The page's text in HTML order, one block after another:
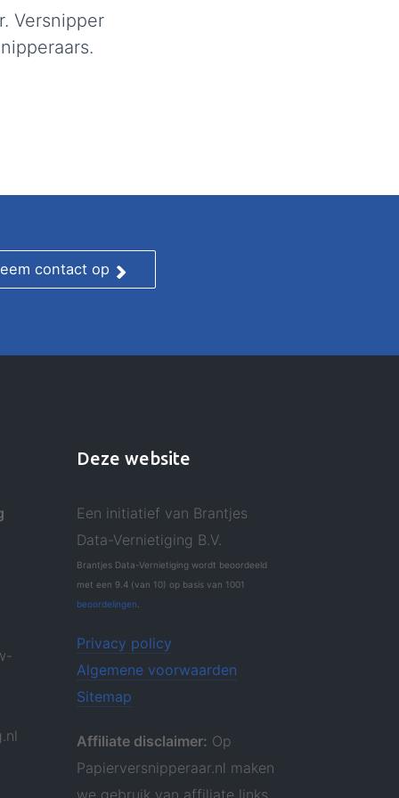
Versnipper
contact op
Deze website
Een initiatief van Brantjes
Data-Vernietiging B.V.
Brantjes Data-Vernietiging wordt beoordeeld
met een 9.4 (van 10) op basis van 1001
beoordelingen
Privacy policy
Algemene voorwaarden
Sitemap
Affiliate disclaimer: Op
Papierversnipperaar.nl maken
we gebruik van affiliate links